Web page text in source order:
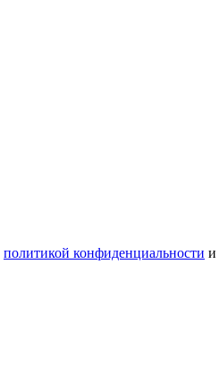
политикой конфиденциальности и